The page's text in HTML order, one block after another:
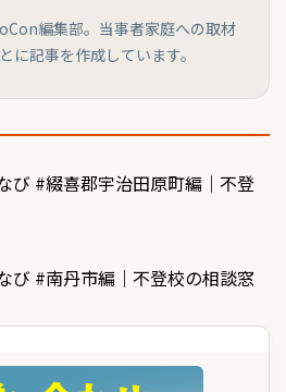
編集部。当事者家庭への取材
に記事を作成しています。
び #綴喜郡宇治田原町編｜不登
び #南丹市編｜不登校の相談窓